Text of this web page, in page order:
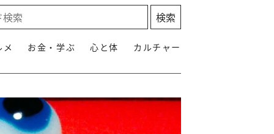
お金・学ぶ 心と体 カルチャー